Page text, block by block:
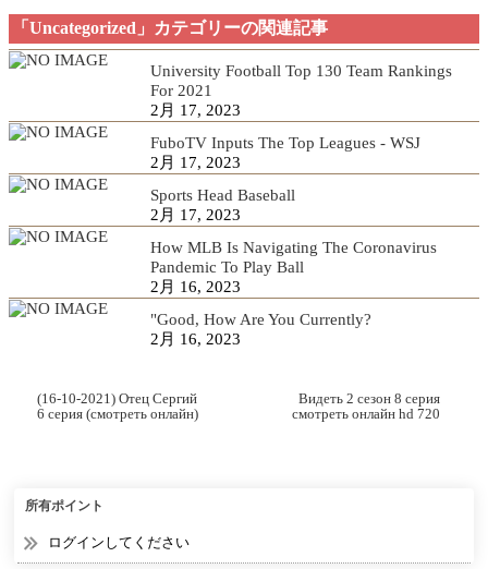
「Uncategorized」カテゴリーの関連記事
University Football Top 130 Team Rankings
For 2021
2月 17, 2023
FuboTV Inputs The Top Leagues - WSJ
2月 17, 2023
Sports Head Baseball
2月 17, 2023
How MLB Is Navigating The Coronavirus
Pandemic To Play Ball
2月 16, 2023
"Good, How Are You Currently?
2月 16, 2023
(16-10-2021) Отец Сергий
6 серия (смотреть онлайн)
Видеть 2 сезон 8 серия
смотреть онлайн hd 720
所有ポイント
ログインしてください